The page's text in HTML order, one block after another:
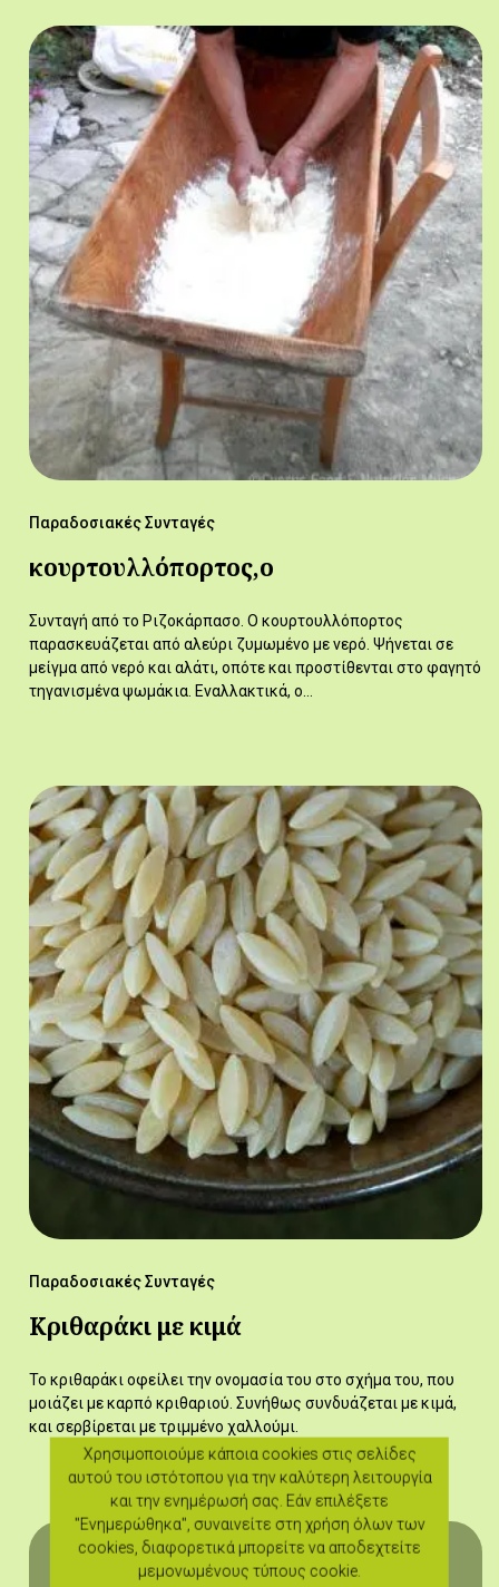
Παραδοσιακές Συνταγές
κουρτουλλόπορτος,ο
Συνταγή από το Ριζοκάρπασο. Ο κουρτουλλόπορτος
παρασκευάζεται από αλεύρι ζυμωμένο με νερό. Ψήνεται σε
μείγμα από νερό και αλάτι, οπότε και προστίθενται στο φαγητό
τηγανισμένα ψωμάκια. Εναλλακτικά, ο…
Παραδοσιακές Συνταγές
Κριθαράκι με κιμά
Το κριθαράκι οφείλει την ονομασία του στο σχήμα του, που
μοιάζει με καρπό κριθαριού. Συνήθως συνδυάζεται με κιμά,
και σερβίρεται με τριμμένο χαλλούμι.
Χρησιμοποιούμε κάποια cookies στις σελίδες
αυτού του ιστότοπου για την καλύτερη λειτουργία
και την ενημέρωσή σας. Εάν επιλέξετε
"Ενημερώθηκα", συναινείτε στη χρήση όλων των
cookies, διαφορετικά μπορείτε να αποδεχτείτε
μεμονωμένους τύπους cookie.